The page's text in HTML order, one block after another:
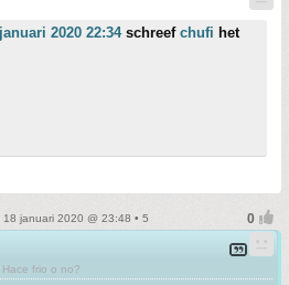
2020 22:34schreef chufi het
18 januari 2020 @ 23:48 • 5
Hace frio o no?